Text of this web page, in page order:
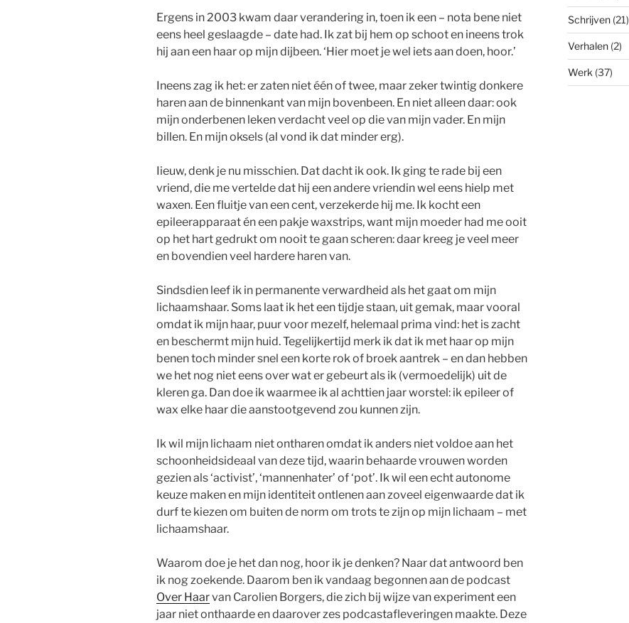
Ergens in 2003 kwam daar verandering in, toen ik een – nota bene niet
eens heel geslaagde – date had. Ik zat bij hem op schoot en ineens trok
hij aan een haar op mijn dijbeen. ‘Hier moet je wel iets aan doen, hoor.’
Ineens zag ik het: er zaten niet één of twee, maar zeker twintig donkere
haren aan de binnenkant van mijn bovenbeen. En niet alleen daar: ook
mijn onderbenen leken verdacht veel op die van mijn vader. En mijn
billen. En mijn oksels (al vond ik dat minder erg).
Iieuw, denk je nu misschien. Dat dacht ik ook. Ik ging te rade bij een
vriend, die me vertelde dat hij een andere vriendin wel eens hielp met
waxen. Een fluitje van een cent, verzekerde hij me. Ik kocht een
epileerapparaat én een pakje waxstrips, want mijn moeder had me ooit
op het hart gedrukt om nooit te gaan scheren: daar kreeg je veel meer
en bovendien veel hardere haren van.
Sindsdien leef ik in permanente verwardheid als het gaat om mijn
lichaamshaar. Soms laat ik het een tijdje staan, uit gemak, maar vooral
omdat ik mijn haar, puur voor mezelf, helemaal prima vind: het is zacht
en beschermt mijn huid. Tegelijkertijd merk ik dat ik met haar op mijn
benen toch minder snel een korte rok of broek aantrek – en dan hebben
we het nog niet eens over wat er gebeurt als ik (vermoedelijk) uit de
kleren ga. Dan doe ik waarmee ik al achttien jaar worstel: ik epileer of
wax elke haar die aanstootgevend zou kunnen zijn.
Ik wil mijn lichaam niet ontharen omdat ik anders niet voldoe aan het
schoonheidsideaal van deze tijd, waarin behaarde vrouwen worden
gezien als ‘activist’, ‘mannenhater’ of ‘pot’. Ik wil een echt autonome
keuze maken en mijn identiteit ontlenen aan zoveel eigenwaarde dat ik
durf te kiezen om buiten de norm om trots te zijn op mijn lichaam – met
lichaamshaar.
Waarom doe je het dan nog, hoor ik je denken? Naar dat antwoord ben
ik nog zoekende. Daarom ben ik vandaag begonnen aan de podcast
Over Haarvan Carolien Borgers, die zich bij wijze van experiment een
jaar niet onthaarde en daarover zes podcastafleveringen maakte. Deze
Schrijven(21)
Verhalen(2)
Werk (37)